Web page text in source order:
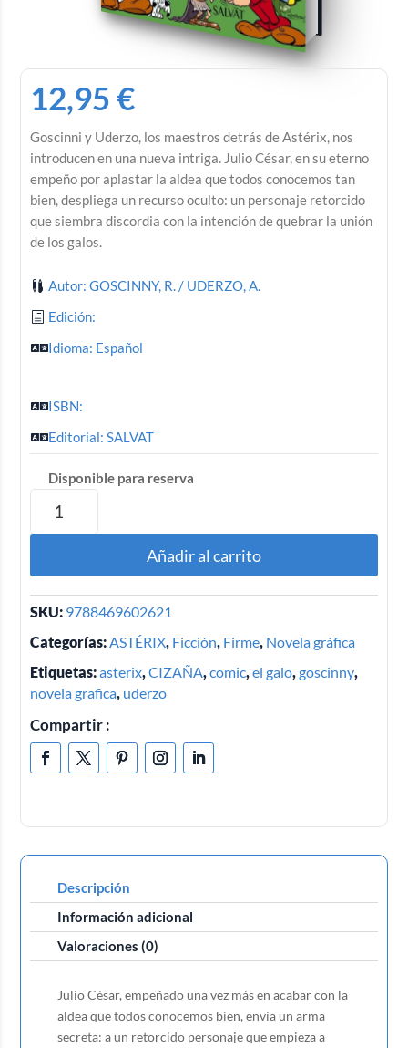
12,95€
Goscinni y Uderzo, los maestros detrás de Astérix, nos
introducen en una nueva intriga. Julio César, en su eterno
empeño por aplastar la aldea que todos conocemos tan
bien, despliega un recurso oculto: un personaje retorcido
que siembra discordia con la intención de quebrar la unión
de los galos.
Autor: GOSCINNY, R. / UDERZO, A.
Edición:
Idioma: Español
ISBN:
Editorial: SALVAT
Disponible para reserva
Añadir al carrito
SKU: 9788469602621
Categorías: ASTÉRIX, Ficción, Firme, Novela gráfica
Etiquetas:asterix,CIZAÑA,comic,el galo,goscinny,
novela grafica, uderzo
Compartir :
Descripción
Información adicional
Valoraciones (0)
Julio César, empeñado una vez más en acabar con la
aldea que todos conocemos bien, envía un arma
secreta: a un retorcido personaje que empieza a